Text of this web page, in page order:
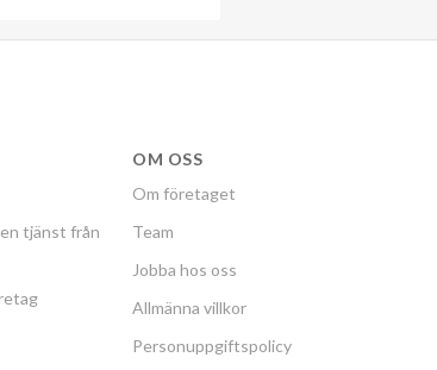
tjänst från
OM OSS
Om företaget
Team
Jobba hos oss
Allmänna villkor
Personuppgiftspolicy